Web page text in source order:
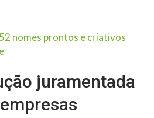
nomes prontos e criativos
juramentada